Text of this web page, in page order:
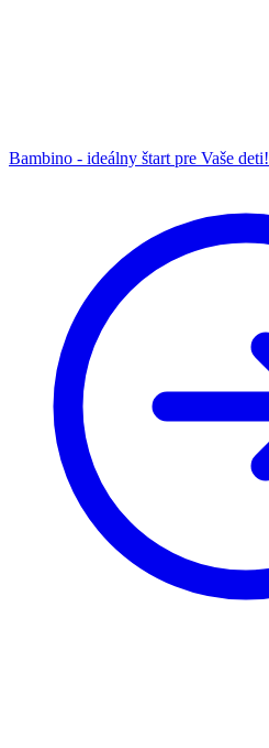
Bambino - ideálny štart pre Vaše deti!